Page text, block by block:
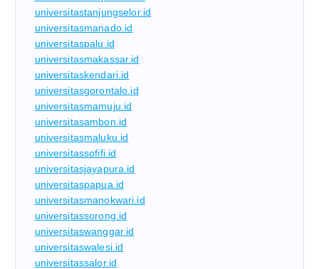
universitastanjungselor.id
universitasmanado.id
universitaspalu.id
universitasmakassar.id
universitaskendari.id
universitasgorontalo.id
universitasmamuju.id
universitasambon.id
universitasmaluku.id
universitassofifi.id
universitasjayapura.id
universitaspapua.id
universitasmanokwari.id
universitassorong.id
universitaswanggar.id
universitaswalesi.id
universitassalor.id